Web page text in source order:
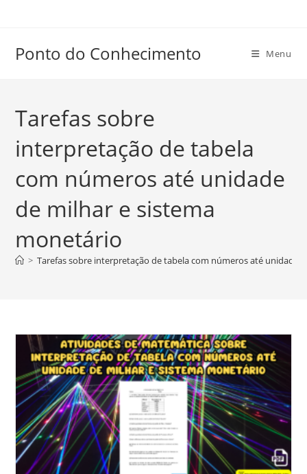
conteúdo
Ponto do Conhecimento Menu
Tarefas sobre
interpretação de tabela
com números até unidade
de milhar e sistema
monetário
> Tarefas sobre interpretação de tabela com números até unidade